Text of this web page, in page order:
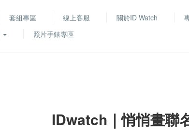
套組專區 線上客服 關於ID Watch
照片手錶專區
IDwatch｜悄悄畫聯